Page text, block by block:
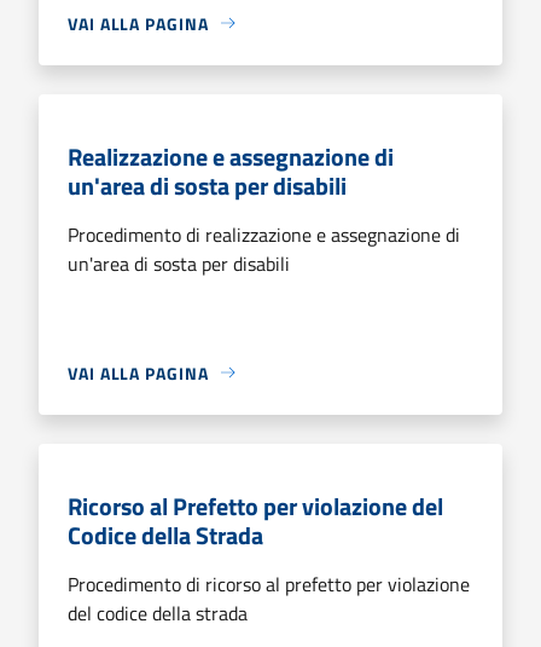
VAI ALLA PAGINA
Realizzazione e assegnazione di
un'area di sosta per disabili
Procedimento di realizzazione e assegnazione di
un'area di sosta per disabili
VAI ALLA PAGINA
Ricorso al Prefetto per violazione del
Codice della Strada
Procedimento di ricorso al prefetto per violazione
del codice della strada